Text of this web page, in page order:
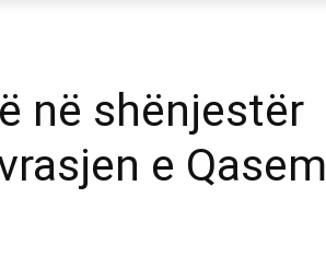
në shënjestër
e Qasem